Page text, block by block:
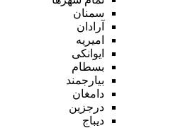
سمنان
آرادان
امیریه
ایوانکی
بسطام
بیارجمند
دامغان
درجزین
دیباج